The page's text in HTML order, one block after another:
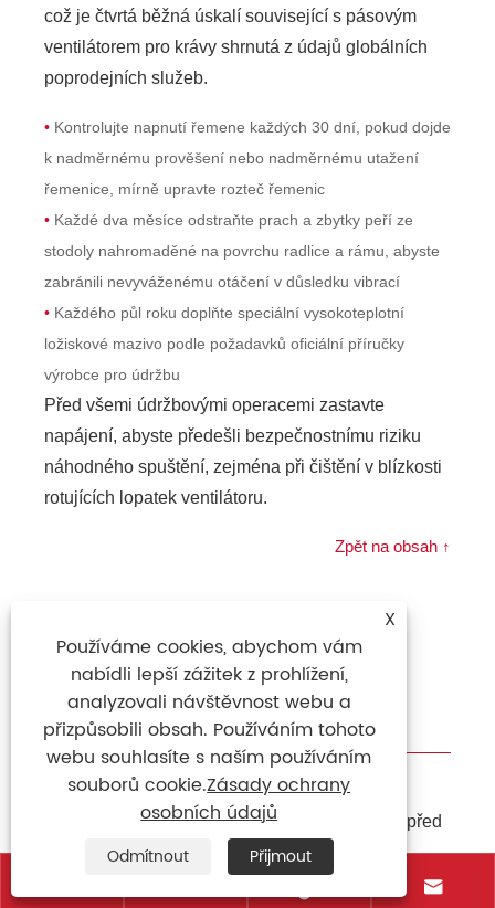
což je čtvrtá běžná úskalí související s pásovým
ventilátorem pro krávy shrnutá z údajů globálních
poprodejních služeb.
• Kontrolujte napnutí řemene každých 30 dní, pokud dojde
k nadměrnému prověšení nebo nadměrnému utažení
řemenice, mírně upravte rozteč řemenic
• Každé dva měsíce odstraňte prach a zbytky peří ze
stodoly nahromaděné na povrchu radlice a rámu, abyste
zabránili nevyváženému otáčení v důsledku vibrací
• Každého půl roku doplňte speciální vysokoteplotní
ložiskové mazivo podle požadavků oficiální příručky
výrobce pro údržbu
Před všemi údržbovými operacemi zastavte
napájení, abyste předešli bezpečnostnímu riziku
náhodného spuštění, zejména při čištění v blízkosti
rotujících lopatek ventilátoru.
Zpět na obsah ↑
7 Spolehlivé standardy
prověřování výrobců pro
hromadné nákupy
Nákupčí globálních zemědělských skupin a
manažeři nákupu průmyslových projektů musí před
velkoobjemovou objednávkou dokončit

X
Používáme cookies, abychom vám
nabídli lepší zážitek z prohlížení,
analyzovali návštěvnost webu a
přizpůsobili obsah. Používáním tohoto
webu souhlasíte s naším používáním
souborů cookie.Zásady ochrany
osobních údajů
Odmítnout Přijmout